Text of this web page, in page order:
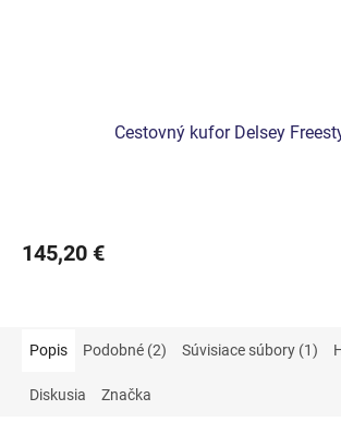
Cestovný kufor Delsey
145,20 €
Popis Podobné (2) Súvisiace súbory (1)
Diskusia Značka